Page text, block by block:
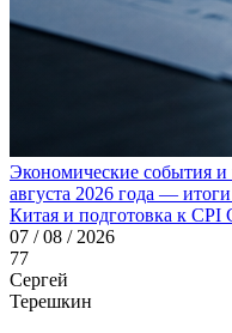
Экономические события и
августа 2026 года —
Китая и подготовка к
07 / 08 / 2026
77
Сергей
Терешкин